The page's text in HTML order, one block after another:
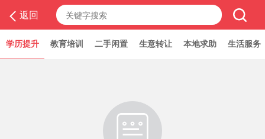
返回
学历提升
房屋租售 教育培训 二手闲置 生意转让 本地求助 生活服务